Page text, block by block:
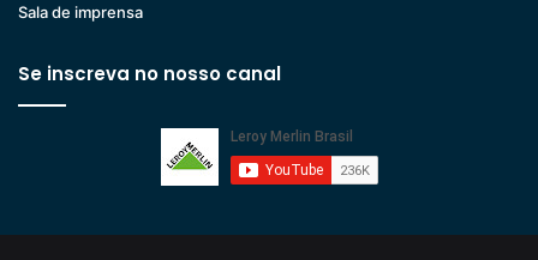
Sala de imprensa
Se inscreva no nosso canal